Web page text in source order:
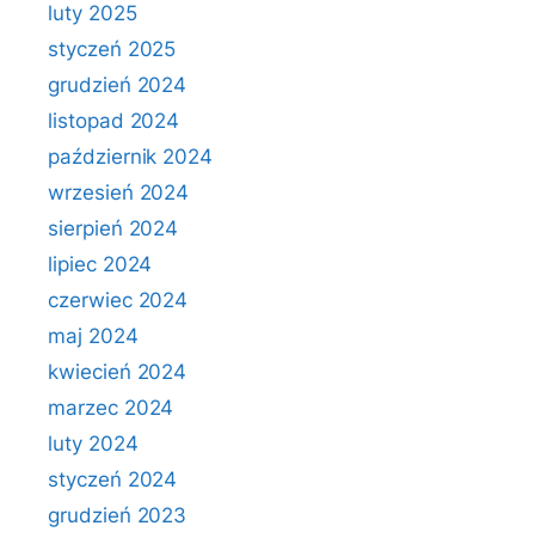
luty 2025
styczeń 2025
grudzień 2024
listopad 2024
październik 2024
wrzesień 2024
sierpień 2024
lipiec 2024
czerwiec 2024
maj 2024
kwiecień 2024
marzec 2024
luty 2024
styczeń 2024
grudzień 2023